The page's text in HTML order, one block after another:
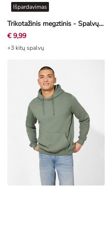
Trikotažinis megztinis - Spalvų blokavimas - melynas
Išpardavimas
€ 9,99
+3 kitų spalvų